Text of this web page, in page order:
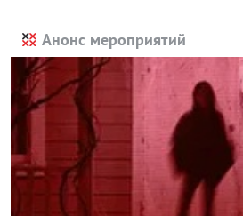
Анонс мероприятий